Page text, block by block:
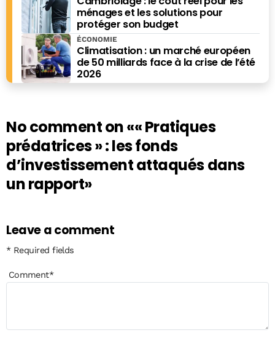
ménages et les solutions pour
protéger son budget
Climatisation : un marché européen
de 50 milliards face à la crise de l’été
2026
ÉCONOMIE
No comment on«« Pratiques
prédatrices » : les fonds
d’investissement attaqués dans
un rapport»
Leave a comment
* Required fields
Comment*